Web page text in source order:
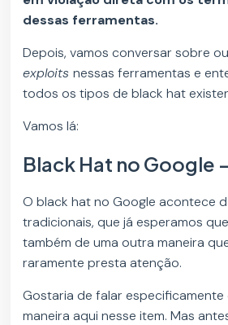
dessas ferramentas.
Depois, vamos conversar sobre
exploitsnessas ferramentas e
todos os tipos de black hat
Vamos lá:
Black Hat no Google
O black hat no Google acontece
tradicionais, que já esperamos
também de uma outra maneira
raramente presta atenção.
Gostaria de falar
maneira aqui nesse item. Mas